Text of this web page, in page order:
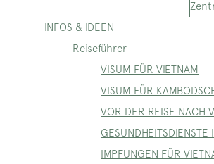
INFOS & IDEEN
Reiseführer
VISUM FÜR VIETNAM
VISUM FÜR
VOR DER REISE NACH
GESUNDHEITSDIENSTE
IMPFUNGEN FÜR